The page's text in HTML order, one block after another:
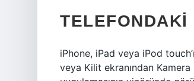
TELEFONDAKI
iPhone, iPad veya iPod
veya Kilit ekranından Kamera